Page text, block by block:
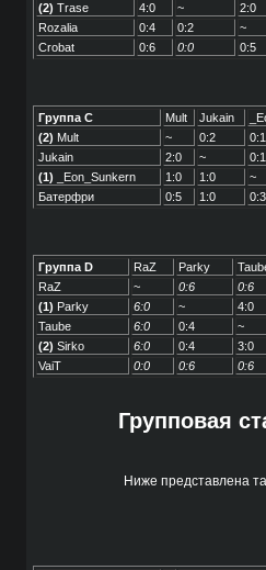
(2) Trase 4:0 ~
2:0
Rozalia
0:4 0:2
~
Crobat
0:6 0:0 0:5
Группа C Mult Jukain
(2) Mult ~ 0:2
0:1
Jukain
2:0 ~
0:1
(1) _Eon_Sunkern 1:0 1:0
~
Батерфри
0:5 1:0 0:3
Группа D RaZ Parky
RaZ
~ 0:6
0:6
(1) Parky 6:0 ~
4:0
Taube
6:0 0:4
~
(2) Sirko 6:0 0:4
3:0
VaiT
0:0 0:6 0:6
Групповая
Ниже представлена